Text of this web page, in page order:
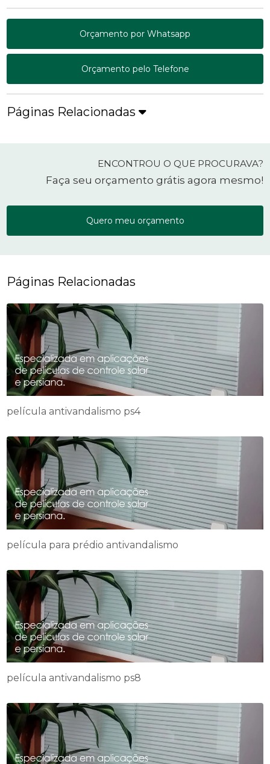
Orçamento por Whatsapp
Orçamento pelo Telefone
Páginas Relacionadas
ENCONTROU O QUE PROCURAVA?
Faça seu orçamento grátis agora mesmo!
Quero meu orçamento
Páginas Relacionadas
película antivandalismo ps4
película para prédio antivandalismo
película antivandalismo ps8